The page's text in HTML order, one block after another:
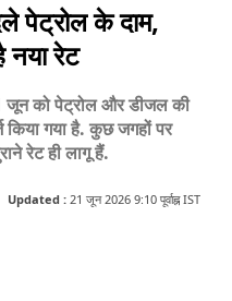
पेट्रोल के दाम,
नया रेट
को पेट्रोल और डीजल की
किया गया है. कुछ जगहों पर
रेट ही लागू हैं.
Updated : 21 जून 2026 9:10 पूर्वाह्न IST